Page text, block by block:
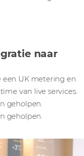
naar
een UK metering en
van live services.
geholpen.
geholpen.